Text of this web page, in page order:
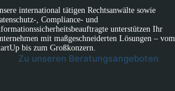
international tätigen Rechtsanwälte sowie
, Compliance- und
unterstützen Ihr
mit maßgeschneiderten Lösungen – vom
bis zum Großkonzern.
Zu unseren Beratungsangeboten